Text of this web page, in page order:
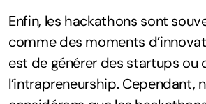
Enfin, les hackathons sont
comme des moments
est de générer des startups ou
l’intrapreneurship. Cependant,